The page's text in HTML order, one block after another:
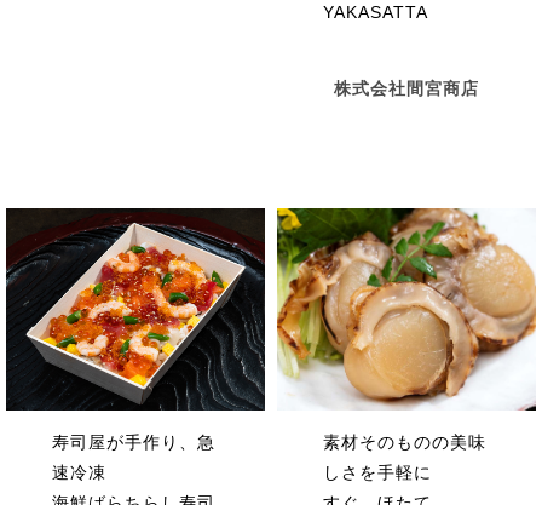
YAKASATTA
株式会社間宮商店
寿司屋が手作り、急
速冷凍
素材そのものの美味
しさを手軽に